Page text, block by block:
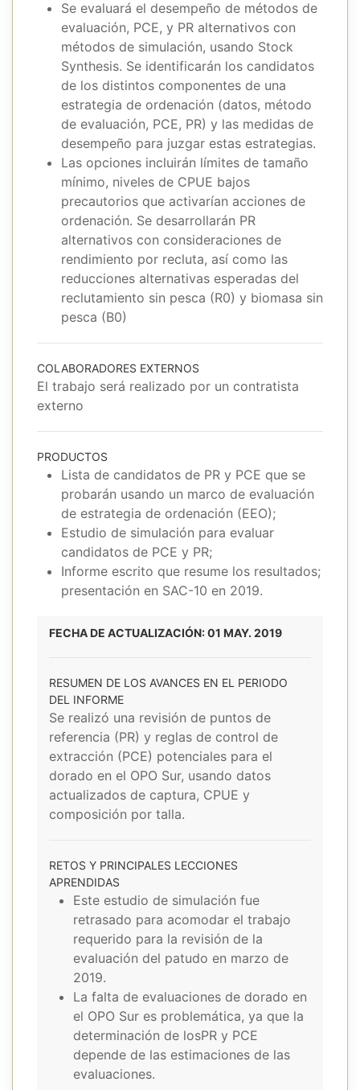
Se evaluará el desempeño de métodos de
evaluación, PCE, y PR alternativos con
métodos de simulación, usando Stock
Synthesis. Se identificarán los candidatos
de los distintos componentes de una
estrategia de ordenación (datos, método
de evaluación, PCE, PR) y las medidas de
desempeño para juzgar estas estrategias.
Las opciones incluirán límites de tamaño
mínimo, niveles de CPUE bajos
precautorios que activarían acciones de
ordenación. Se desarrollarán PR
alternativos con consideraciones de
rendimiento por recluta, así como las
reducciones alternativas esperadas del
reclutamiento sin pesca (R0) y biomasa sin
pesca (B0)
COLABORADORES EXTERNOS
El trabajo será realizado por un contratista
externo
PRODUCTOS
Lista de candidatos de PR y PCE que se
probarán usando un marco de evaluación
de estrategia de ordenación (EEO);
Estudio de simulación para evaluar
candidatos de PCE y PR;
Informe escrito que resume los resultados;
presentación en SAC-10 en 2019.
FECHA DE ACTUALIZACIÓN: 01 MAY. 2019
RESUMEN DE LOS AVANCES EN EL PERIODO
DEL INFORME
Se realizó una revisión de puntos de
referencia (PR) y reglas de control de
extracción (PCE) potenciales para el
dorado en el OPO Sur, usando datos
actualizados de captura, CPUE y
composición por talla.
RETOS Y PRINCIPALES LECCIONES
APRENDIDAS
Este estudio de simulación fue
retrasado para acomodar el trabajo
requerido para la revisión de la
evaluación del patudo en marzo de
2019.
La falta de evaluaciones de dorado en
el OPO Sur es problemática, ya que la
determinación de losPR y PCE
depende de las estimaciones de las
evaluaciones.